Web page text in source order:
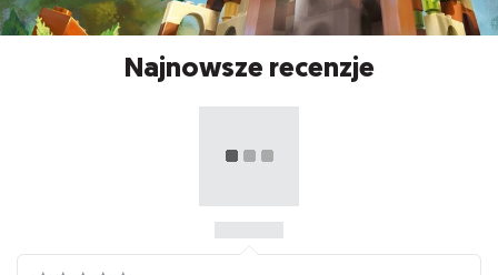
Najnowsze recenzje